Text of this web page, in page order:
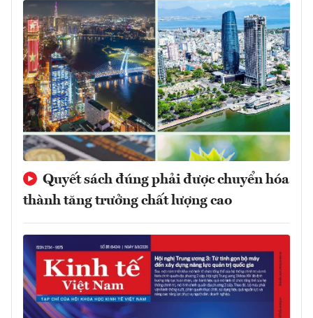
Quyết sách đúng phải được chuyển hóa
thành tăng trưởng chất lượng cao